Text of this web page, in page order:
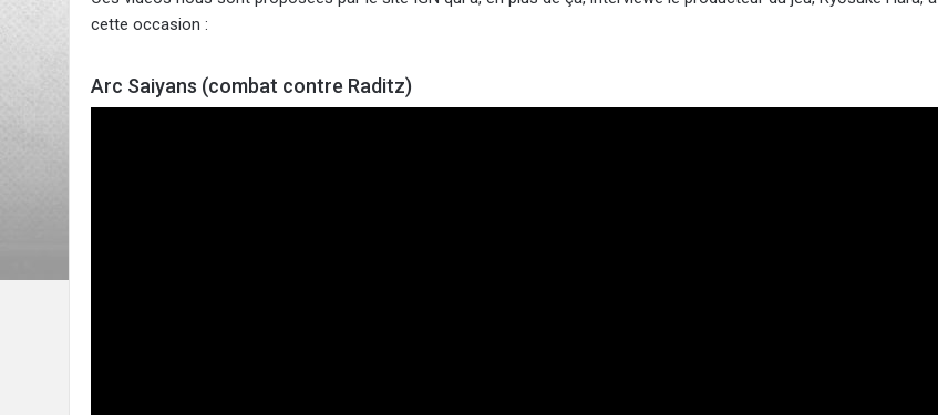
cette occasion :
Arc Saiyans (combat contre Raditz)